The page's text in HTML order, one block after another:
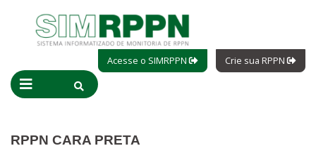
Acesse o SIMRPPN Crie sua RPPN
RPPN CARA PRETA